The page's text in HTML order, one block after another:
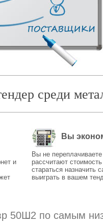
среди
и
Вы
Вы не
рассчитают
стараться назначить
выиграть в вашем
50Ш2 по самым